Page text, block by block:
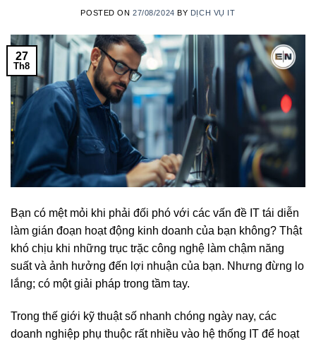
POSTED ON27/08/2024 BY DỊCH VỤ IT
27
Th8
Bạn có mệt mỏi khi phải đối phó với các vấn đề IT tái diễn
làm gián đoạn hoạt động kinh doanh của bạn không? Thật
khó chịu khi những trục trặc công nghệ làm chậm năng
suất và ảnh hưởng đến lợi nhuận của bạn. Nhưng đừng lo
lắng; có một giải pháp trong tầm tay.
Trong thế giới kỹ thuật số nhanh chóng ngày nay, các
doanh nghiệp phụ thuộc rất nhiều vào hệ thống IT để hoạt